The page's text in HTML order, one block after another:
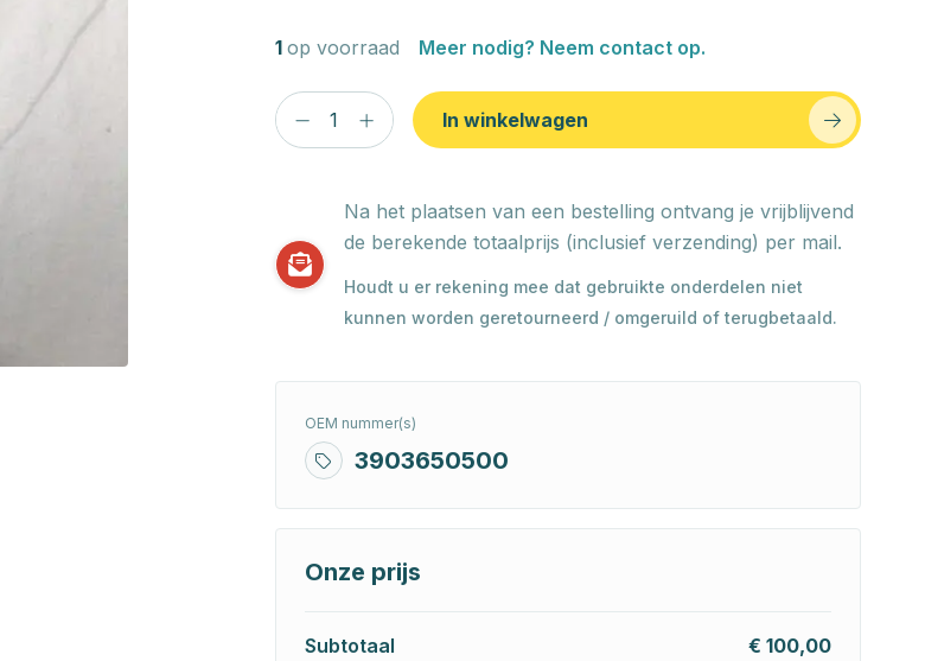
1 op voorraad Meer nodig? Neem contact op.
In winkelwagen
Na het plaatsen van een bestelling ontvang je vrijblijvend
de berekende totaalprijs (inclusief verzending) per mail.
Houdt u er rekening mee dat gebruikte onderdelen niet
kunnen worden geretourneerd / omgeruild of terugbetaald.
OEM nummer(s)
3903650500
Onze prijs
Subtotaal
€ 100,00